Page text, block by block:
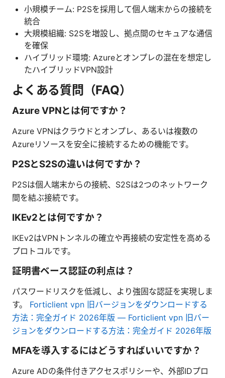
小規模チーム: P2Sを採用して個人端末からの接続を
統合
大規模組織: S2Sを増設し、拠点間のセキュアな通信
を確保
ハイブリッド環境: Azureとオンプレの混在を想定し
たハイブリッドVPN設計
よくある質問（FAQ）
Azure VPNとは何ですか？
Azure VPNはクラウドとオンプレ、あるいは複数の
Azureリソースを安全に接続するための機能です。
P2SとS2Sの違いは何ですか？
P2Sは個人端末からの接続、S2Sは2つのネットワーク
間を結ぶ接続です。
IKEv2とは何ですか？
IKEv2はVPNトンネルの確立や再接続の安定性を高める
プロトコルです。
証明書ベース認証の利点は？
パスワードリスクを低減し、より強固な認証を実現しま
す。 Forticlient vpn 旧バージョンをダウンロードする
方法：完全ガイド 2026年版 — Forticlient vpn 旧バー
ジョンをダウンロードする方法：完全ガイド 2026年版
MFAを導入するにはどうすればいいですか？
Azure ADの条件付きアクセスポリシーや、外部IDプロ